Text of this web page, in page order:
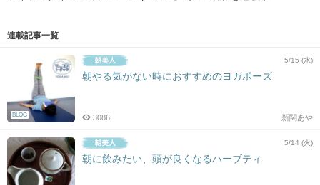
連載記事一覧
BLOG
5/15 (水)
朝やる気がない時におすすめのヨガポーズ
新関あや
3086
5/14 (火)
朝に飲みたい、頭が良くなるハーブティ